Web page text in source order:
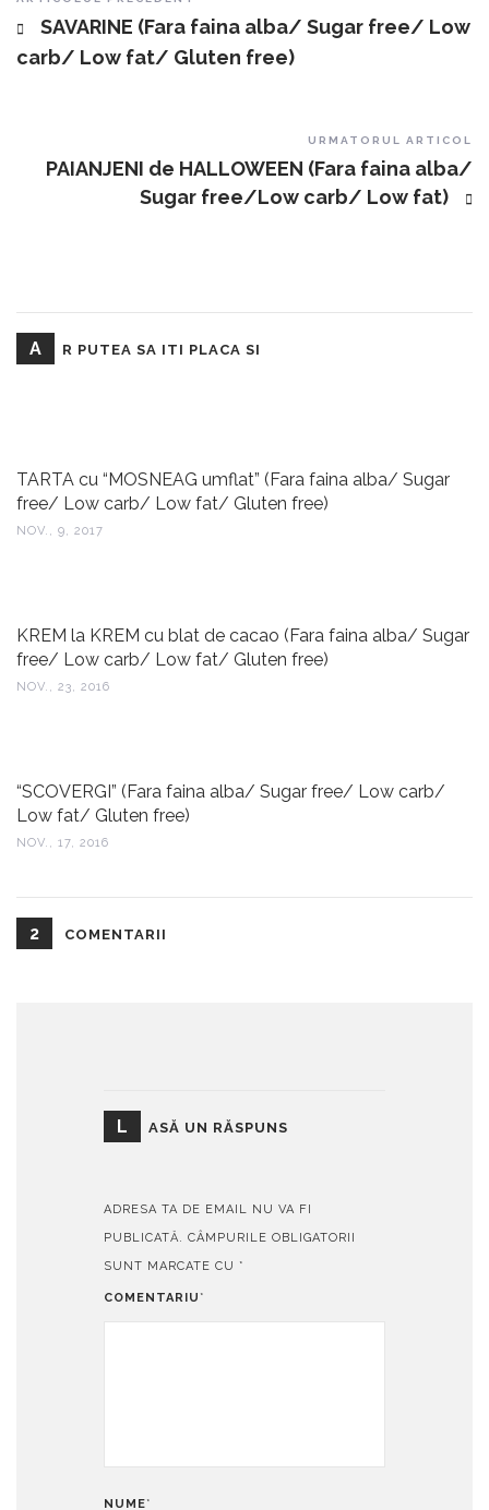
SAVARINE (Fara faina alba/ Sugar free/ Low
carb/ Low fat/ Gluten free)
URMATORUL ARTICOL
PAIANJENI de HALLOWEEN (Fara faina alba/
Sugar free/Low carb/ Low fat)
A R PUTEA SA ITI PLACA SI
TARTA cu “MOSNEAG umflat” (Fara faina alba/ Sugar
free/ Low carb/ Low fat/ Gluten free)
NOV., 9, 2017
KREM la KREM cu blat de cacao (Fara faina alba/ Sugar
free/ Low carb/ Low fat/ Gluten free)
NOV., 23, 2016
“SCOVERGI” (Fara faina alba/ Sugar free/ Low carb/
Low fat/ Gluten free)
NOV., 17, 2016
2 COMENTARII
L ASĂ UN RĂSPUNS
ADRESA TA DE EMAIL NU VA FI
PUBLICATĂ. CÂMPURILE OBLIGATORII
SUNT MARCATE CU *
COMENTARIU *
NUME*